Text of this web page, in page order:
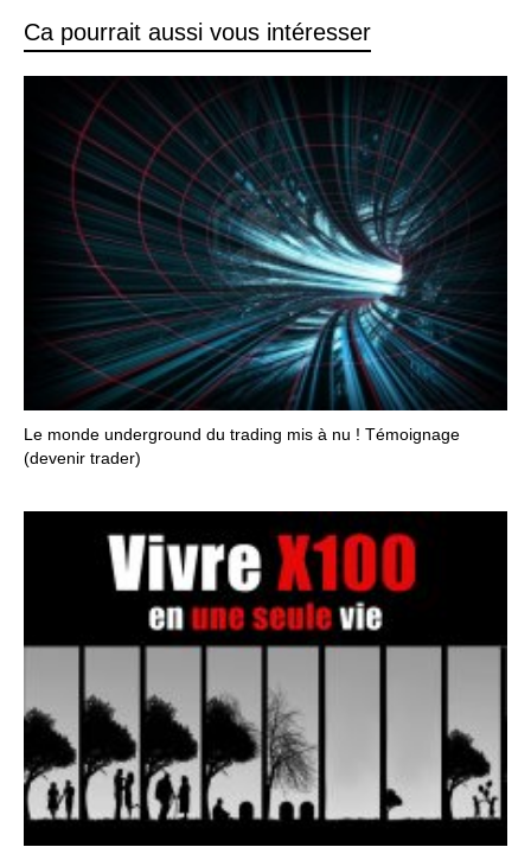
Ca pourrait aussi vous intéresser
Le monde underground du trading mis à nu ! Témoignage
(devenir trader)